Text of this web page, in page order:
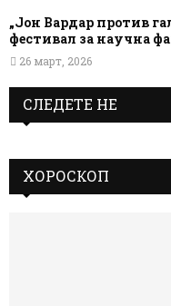
„Јон Вардар против
фестивал за научна
26 март, 2026
СЛЕДЕТЕ НЕ
ХОРОСКОП